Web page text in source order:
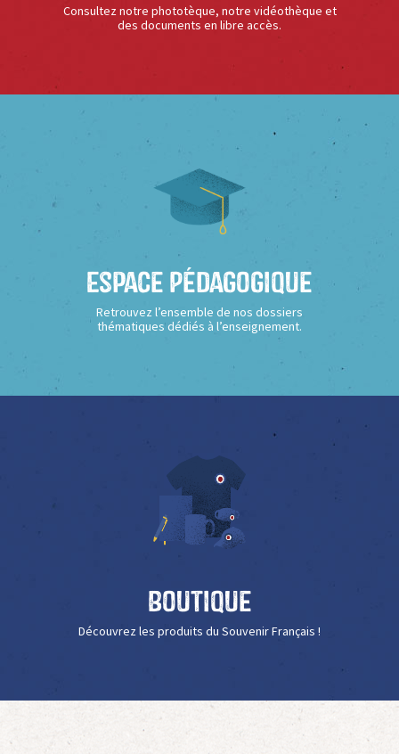
Consultez notre phototèque, notre vidéothèque et
des documents en libre accès.
Espace Pédagogique
Retrouvez l’ensemble de nos dossiers
thématiques dédiés à l’enseignement.
Boutique
Découvrez les produits du Souvenir Français !